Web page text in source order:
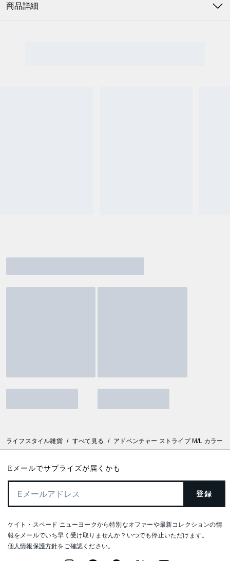
商品詳細
ライフスタイル雑貨 / すべて見る / アドベンチャー ストライプ M/L カラー
Eメールでサプライズが届くかも
登録
ケイト・スペード ニューヨークから特別なオファーや最新コレクションの情
報をメールでいち早く受け取りませんか？いつでも停止いただけます。
個人情報保護方針をご確認ください。